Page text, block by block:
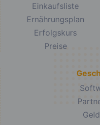
Einkaufsliste
Ernährungsplan
Erfolgskurs
Preise